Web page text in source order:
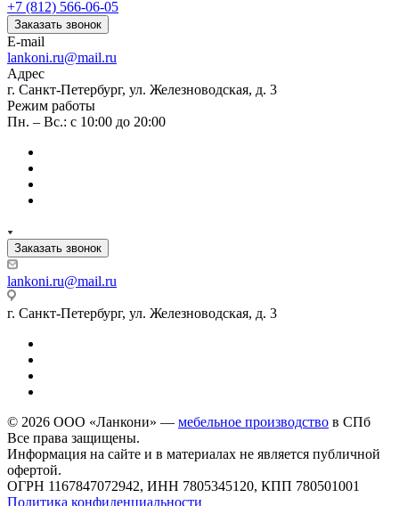
+7 (812) 566-06-05
Заказать звонок
E-mail
lankoni.ru@mail.ru
Адрес
г. Санкт-Петербург, ул. Железноводская, д. 3
Режим работы
Пн. – Вс.: с 10:00 до 20:00
Заказать звонок
lankoni.ru@mail.ru
г. Санкт-Петербург, ул. Железноводская, д. 3
© 2026 ООО «Ланкони» — мебельное производство в СПб
Все права защищены.
Информация на сайте и в материалах не является публичной
офертой.
ОГРН 1167847072942, ИНН 7805345120, КПП 780501001
Политика конфиденциальности